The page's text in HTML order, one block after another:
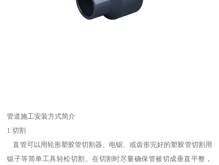
管道施工安装方式简介
1.切割
直管可以用轮形塑胶管切割器、电锯、或齿形完好的塑胶管切割用
锯子等简单工具轻松切割。在切割时尽量确保管被切成垂直平整，